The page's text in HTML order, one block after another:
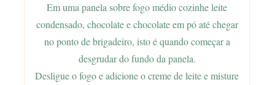
Em uma panela sobre fogo médio cozinhe leite
condensado, chocolate e chocolate em pó até chegar
no ponto de brigadeiro, isto é quando começar a
desgrudar do fundo da panela.
Desligue o fogo e adicione o creme de leite e misture